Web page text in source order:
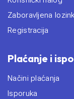
Zaboravljena
Registracija
Plaćanje i
Načini plaćanja
Isporuka